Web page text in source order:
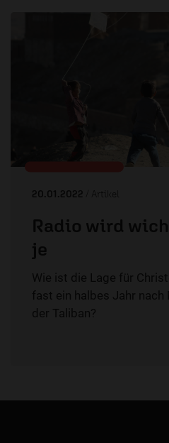
20.01.2022 / Artikel
Radio wird
je
Wie ist die Lage für
fast ein halbes Jahr
der Taliban?